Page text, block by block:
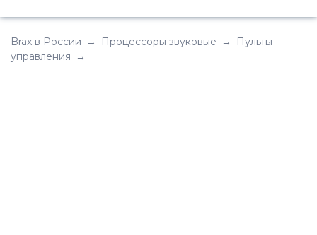
Brax в России → Процессоры звуковые →
Пульты
управления
→